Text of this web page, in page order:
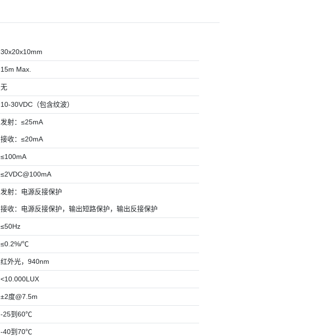
30x20x10mm
15m Max.
无
10-30VDC（包含纹波）
发射：≤25mA
接收：≤20mA
≤100mA
≤2VDC@100mA
发射：电源反接保护
接收：电源反接保护，输出短路保护，输出反接保护
≤50Hz
≤0.2%/℃
红外光，940nm
<10.000LUX
±2度@7.5m
-25到60℃
-40到70℃